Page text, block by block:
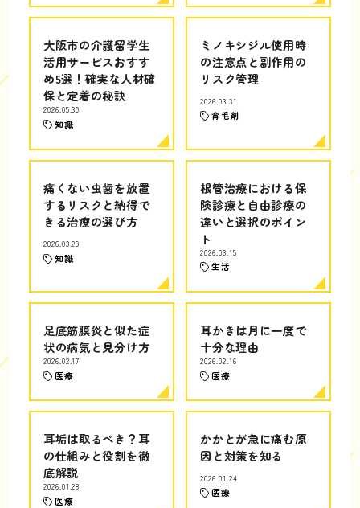
大阪市の介護留学生
活用サービスおすす
め5選！確実な人材確
保と定着の秘訣
2026.05.30
知識
ミノキシジル使用時
の注意点と副作用の
リスク管理
2026.03.31
育毛剤
痛くない虫歯を放置
するリスクと納得で
きる治療の選び方
2026.03.29
知識
根管治療における保
険診療と自由診療の
違いと選択のポイン
ト
2026.03.15
生活
足底筋膜炎と似た症
状の病気と見分け方
2026.02.17
医療
耳かきは月に一度で
十分な理由
2026.02.16
医療
耳垢は取るべき？耳
の仕組みと役割を徹
底解説
2026.01.28
医療
かかとが急に痛む原
因と対策を知る
2026.01.24
医療